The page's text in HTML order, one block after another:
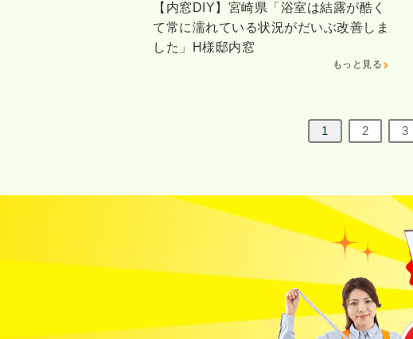
【内窓DIY】宮崎県「浴室は結露が酷く
て常に濡れている状況がだいぶ改善しま
した」H様邸内窓
もっと見る
1 2 3